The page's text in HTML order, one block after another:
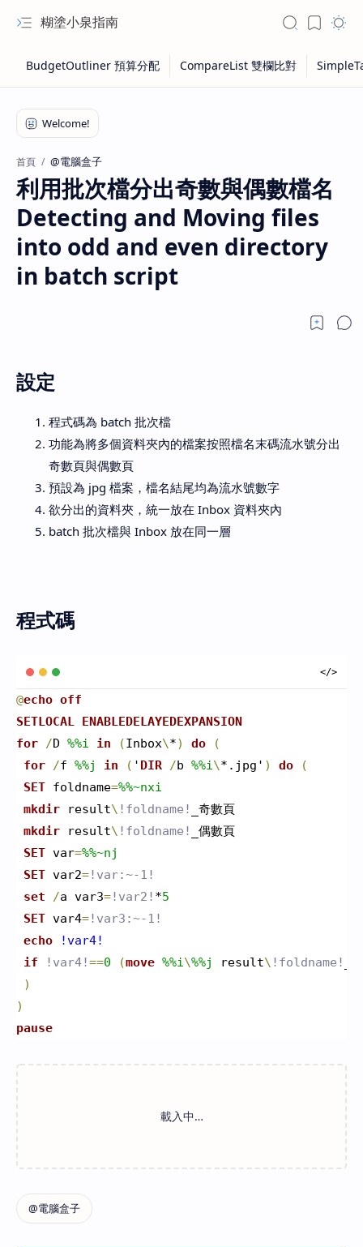
糊塗小泉指南
首頁 @電腦盒子
利用批次檔分出奇數與偶數檔名
Detecting and Moving files
into odd and even directory
in batch script
設定
程式碼為 batch 批次檔
功能為將多個資料夾內的檔案按照檔名末碼流水號分出
奇數頁與偶數頁
預設為 jpg 檔案，檔名結尾均為流水號數字
欲分出的資料夾，統一放在 Inbox 資料夾內
batch 批次檔與 Inbox 放在同一層
程式碼
@echo off
SETLOCAL ENABLEDELAYEDEXPANSION
for
/D %%i in (Inbox\*) do
(
for
/f %%j in ( ' DIR /b %%i \*.jpg' ) do
(
SET foldname=%%~nxi
mkdir result\ !foldname!
_奇數頁
mkdir result\ !foldname!
_偶數頁
SET var=%%~nj
SET var2=!var:~-1!
set
/a var3=!var2! *5
SET var4=!var3:~-1!
echo !var4!
if
!var4!==0 (move %%i \%%j result\ !foldname!
)
)
pause